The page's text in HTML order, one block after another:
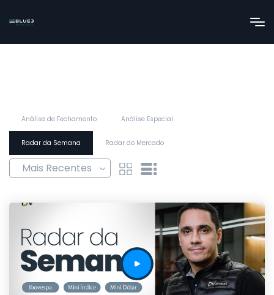
Análise de Fechamento Análise Especial
Radar da Semana Radar do Mercado